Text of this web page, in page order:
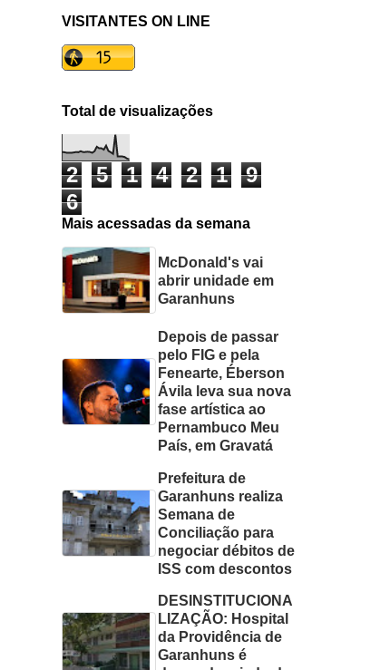
VISITANTES ON LINE
Total de visualizações
2 5 1 4 2 1
9
6
Mais acessadas da semana
McDonald's vai
abrir unidade em
Garanhuns
Depois de passar
pelo FIG e pela
Fenearte, Éberson
Ávila leva sua nova
fase artística ao
Pernambuco Meu
País, em Gravatá
Prefeitura de
Garanhuns realiza
Semana de
Conciliação para
negociar débitos de
ISS com descontos
DESINSTITUCIONA
LIZAÇÃO: Hospital
da Providência de
Garanhuns é